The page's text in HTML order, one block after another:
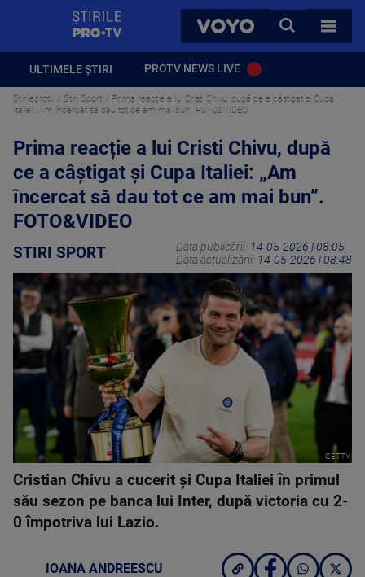
VOYO
CAUTA
TOATE
ULTIMELE ȘTIRI PROTV NEWS LIVE
Stirileprotv Stiri Sport
Prima reacție a lui Cristi Chivu, după ce a câștigat și Cupa
Italiei: „Am încercat să dau tot ce am mai bun”. FOTO&VIDEO
Prima reacție a lui Cristi Chivu, după
ce a câștigat și Cupa Italiei: „Am
încercat să dau tot ce am mai bun”.
FOTO&VIDEO
STIRI SPORT Data publicării: 14-05-2026 | 08:05
Data actualizării: 14-05-2026 | 08:48
GETTY
Cristian Chivu a cucerit și Cupa Italiei în primul
său sezon pe banca lui Inter, după victoria cu 2-
0 împotriva lui Lazio.
IOANA ANDREESCU